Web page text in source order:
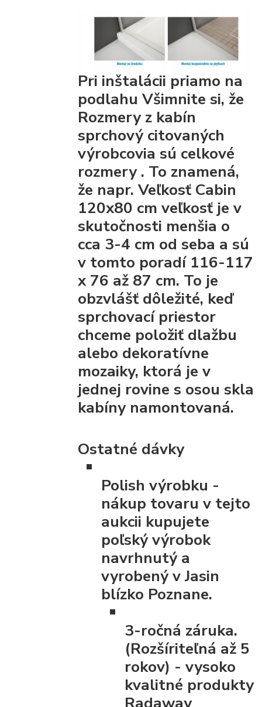
Pri inštalácii priamo na
podlahu Všimnite si, že
Rozmery z kabín
sprchový citovaných
výrobcoviasú celkové
rozmery. To znamená,
že napr. Veľkosť Cabin
120x80 cm veľkosť je v
skutočnosti menšia o
cca 3-4 cm od seba a sú
v tomto poradí 116-117
x 76 až 87 cm. To je
obzvlášť dôležité, keď
sprchovací priestor
chceme položiť dlažbu
alebo dekoratívne
mozaiky, ktorá je v
jednej rovine s osou skla
kabíny namontovaná.
Ostatné dávky
Polish výrobku -
nákup tovaru v tejto
aukcii kupujete
poľský výrobok
navrhnutý a
vyrobený v Jasin
blízko Poznane.
3-ročná záruka.
(Rozšíriteľná až 5
rokov) - vysoko
kvalitné produkty